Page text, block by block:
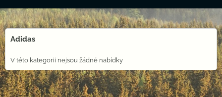
Adidas
V této kategorii nejsou žádné nabídky